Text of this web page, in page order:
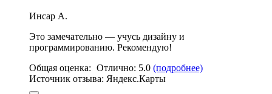
Инсар А.
Это замечательно — учусь дизайну и
программированию. Рекомендую!
Общая оценка: Отлично: 5.0 (подробнее)
Источник отзыва: Яндекс.Карты